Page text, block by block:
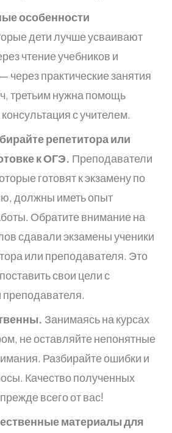
особенности
дети лучше усваивают
чтение учебников и
через практические занятия
третьим нужна помощь
с учителем.
репетитора или
к ОГЭ. Преподаватели
готовят к экзамену по
должны иметь опыт
Обратите внимание на
сдавали экзамены ученики
или преподавателя. Это
свои цели с
Занимаясь на курсах
не оставляйте непонятные
Разбирайте ошибки и
Качество полученных
всего от вас!
материалы для